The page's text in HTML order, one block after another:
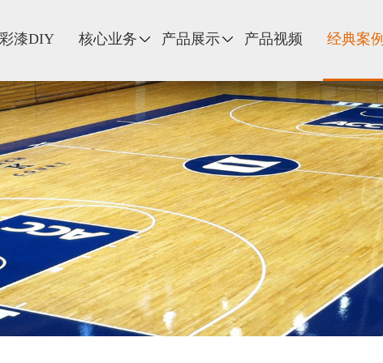
彩漆DIY 核心业务 产品展示 产品视频 经典案例